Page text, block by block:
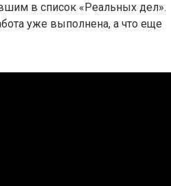
в список «Реальных дел».
уже выполнена, а что еще